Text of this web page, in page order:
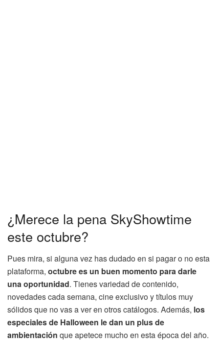
¿Merece la pena SkyShowtime
este octubre?
Pues mira, si alguna vez has dudado en si pagar o no esta
plataforma, octubre es un buen momento para darle
una oportunidad. Tienes variedad de contenido,
novedades cada semana, cine exclusivo y títulos muy
sólidos que no vas a ver en otros catálogos. Además, los
especiales de Halloween le dan un plus de
ambientación que apetece mucho en esta época del año.